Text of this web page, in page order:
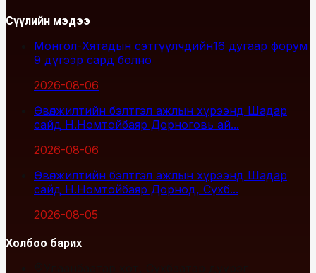
Сүүлийн мэдээ
Монгол-Хятадын сэтгүүлчдийн16 дугаар форум
9 дүгээр сард болно
2026-08-06
Өвөлжилтийн бэлтгэл ажлын хүрээнд Шадар
сайд Н.Номтойбаяр Дорноговь ай...
2026-08-06
Өвөлжилтийн бэлтгэл ажлын хүрээнд Шадар
сайд Н.Номтойбаяр Дорнод, Сүхб...
2026-08-05
Холбоо барих